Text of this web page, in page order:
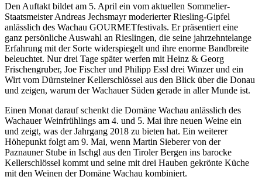
Den Auftakt bildet am 5. April ein vom aktuellen Sommelier-
Staatsmeister Andreas Jechsmayr moderierter Riesling-Gipfel
anlässlich des Wachau GOURMETfestivals. Er präsentiert eine
ganz persönliche Auswahl an Rieslingen, die seine jahrzehntelange
Erfahrung mit der Sorte widerspiegelt und ihre enorme Bandbreite
beleuchtet. Nur drei Tage später werfen mit Heinz & Georg
Frischengruber, Joe Fischer und Philipp Essl drei Winzer und ein
Wirt vom Dürnsteiner Kellerschlössel aus den Blick über die Donau
und zeigen, warum der Wachauer Süden gerade in aller Munde ist.
Einen Monat darauf schenkt die Domäne Wachau anlässlich des
Wachauer Weinfrühlings am 4. und 5. Mai ihre neuen Weine ein
und zeigt, was der Jahrgang 2018 zu bieten hat. Ein weiterer
Höhepunkt folgt am 9. Mai, wenn Martin Sieberer von der
Paznauner Stube in Ischgl aus den Tiroler Bergen ins barocke
Kellerschlössel kommt und seine mit drei Hauben gekrönte Küche
mit den Weinen der Domäne Wachau kombiniert.